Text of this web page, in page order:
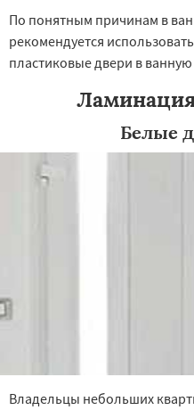
По понятным причинам в
рекомендуется
пластиковые двери в
Белые
Владельцы небольших